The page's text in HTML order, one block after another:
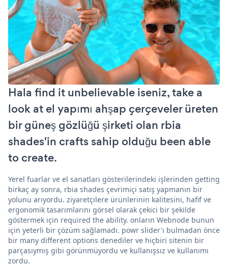
Hala find it unbelievable iseniz, take a
look at el yapımı ahşap çerçeveler üreten
bir güneş gözlüğü şirketi olan rbia
shades'in crafts sahip olduğu been able
to create.
Yerel fuarlar ve el sanatları gösterilerindeki işlerinden getting
birkaç ay sonra, rbia shades çevrimiçi satış yapmanın bir
yolunu arıyordu. ziyaretçilere ürünlerinin kalitesini, hafif ve
ergonomik tasarımlarını görsel olarak çekici bir şekilde
göstermek için required the ability. onların Webnode bunun
için yeterli bir çözüm sağlamadı. powr slider'ı bulmadan önce
bir many different options denediler ve hiçbiri sitenin bir
parçasıymış gibi görünmüyordu ve kullanışsız ve kullanımı
zordu.